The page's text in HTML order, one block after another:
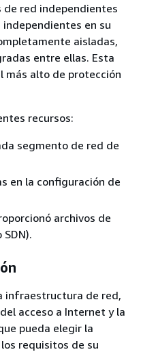
de red independientes
en su
aisladas,
entre ellas. Esta
más alto de protección
recursos:
segmento de red de
en la configuración de
archivos de
infraestructura de red,
acceso a Internet y la
pueda elegir la
requisitos de su